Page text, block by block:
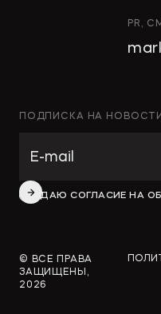
PR,
ПОДПИСКА НА
ДАЮ СОГЛАСИЕ НА
© ВСЕ ПРАВА
ЗАЩИЩЕНЫ,
2026